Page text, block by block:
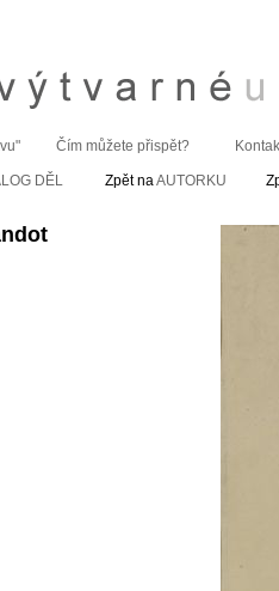
Čím můžete přispět?
DĚL Zpět naAUTORKU